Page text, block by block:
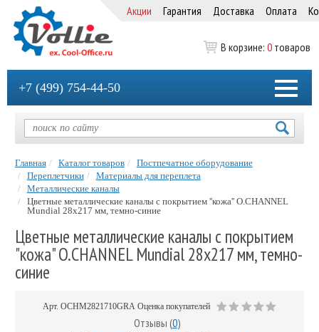
Акции Гарантия Доставка Оплата
В корзине: 0 товаров
+7 (499) 754-44-50
Главная Каталог товаров
Постпечатное оборудование
Переплетчики
Материалы для переплета
Металлические каналы
Цветные металлические каналы с покрытием ''кожа'' O.CHANNEL
Mundial 28х217 мм, темно-синие
Цветные металлические каналы с покрытием
"кожа" O.CHANNEL Mundial 28х217 мм, темно-
синие
Арт. OCHM2821710GRA Оценка покупателей
Отзывы (0)